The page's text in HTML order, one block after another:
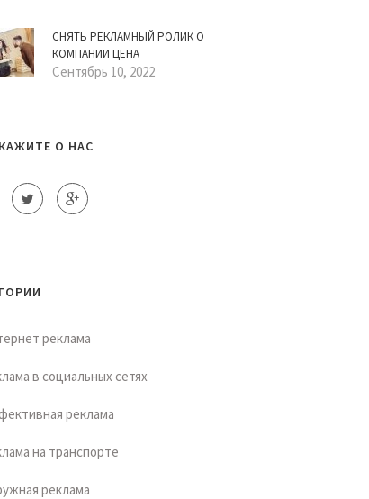
СНЯТЬ РЕКЛАМНЫЙ РОЛИК О
КОМПАНИИ ЦЕНА
Сентябрь 10, 2022
О НАС
реклама
в социальных сетях
реклама
на транспорте
реклама